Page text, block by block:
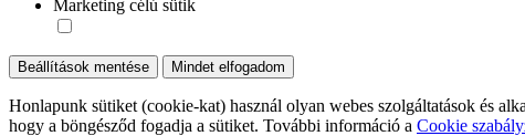
Marketing célú sütik
Beállítások mentése Mindet elfogadom
Honlapunk sütiket (cookie-kat) használ olyan webes szolgáltatások és
hogy a böngésződ fogadja a sütiket. További információ a Cookie